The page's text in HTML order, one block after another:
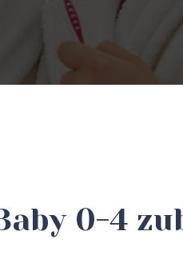
0-4